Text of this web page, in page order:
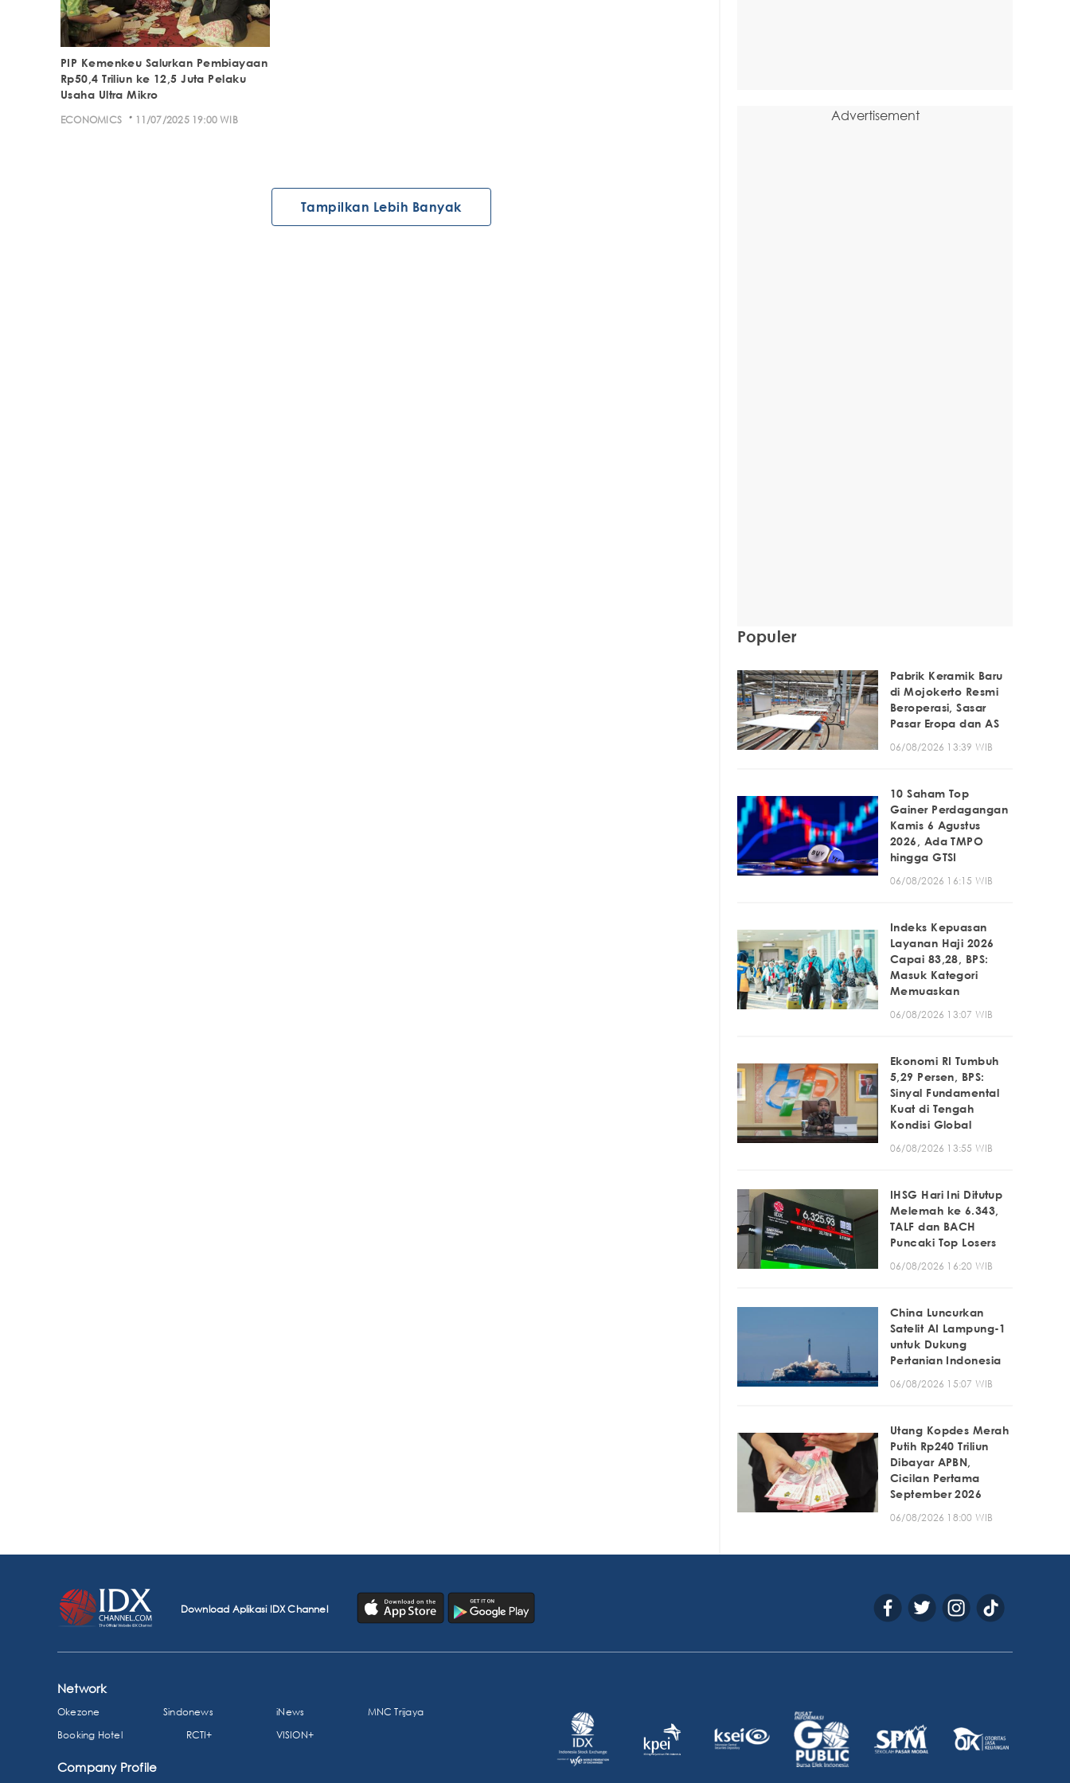
PIP Kemenkeu Salurkan Pembiayaan
Rp50,4 Triliun ke 12,5 Juta Pelaku
Usaha Ultra Mikro
ECONOMICS · 11/07/2025 19:00 WIB
Tampilkan Lebih Banyak
Advertisement
Populer
Pabrik Keramik Baru
di Mojokerto Resmi
Beroperasi, Sasar
Pasar Eropa dan AS
06/08/2026 13:39 WIB
10 Saham Top
Gainer Perdagangan
Kamis 6 Agustus
2026, Ada TMPO
hingga GTSI
06/08/2026 16:15 WIB
Indeks Kepuasan
Layanan Haji 2026
Capai 83,28, BPS:
Masuk Kategori
Memuaskan
06/08/2026 13:07 WIB
Ekonomi RI Tumbuh
5,29 Persen, BPS:
Sinyal Fundamental
Kuat di Tengah
Kondisi Global
06/08/2026 13:55 WIB
IHSG Hari Ini Ditutup
Melemah ke 6.343,
TALF dan BACH
Puncaki Top Losers
06/08/2026 16:20 WIB
China Luncurkan
Satelit AI Lampung-1
untuk Dukung
Pertanian Indonesia
06/08/2026 15:07 WIB
Utang Kopdes Merah
Putih Rp240 Triliun
Dibayar APBN,
Cicilan Pertama
September 2026
06/08/2026 18:00 WIB
Download Aplikasi IDX Channel
Network
Okezone Sindonews iNews
MNC Trijaya
Booking Hotel
RCTI+ VISION+
Company Profile